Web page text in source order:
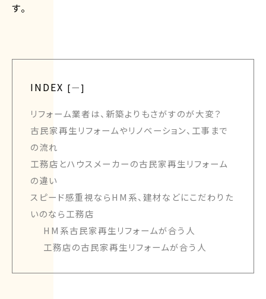
す。
INDEX [ー]
リフォーム業者は、新築よりもさがすのが大変？
古民家再生リフォームやリノベーション、工事まで
の流れ
工務店とハウスメーカーの古民家再生リフォーム
の違い
スピード感重視ならHM系、建材などにこだわりた
いのなら工務店
HM系古民家再生リフォームが合う人
工務店の古民家再生リフォームが合う人